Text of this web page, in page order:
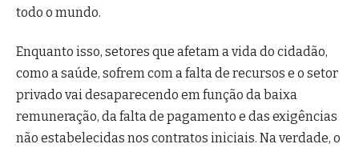
todo o mundo.
Enquanto isso, setores que afetam a vida do cidadão,
como a saúde, sofrem com a falta de recursos e o setor
privado vai desaparecendo em função da baixa
remuneração, da falta de pagamento e das exigências
não estabelecidas nos contratos iniciais. Na verdade, o